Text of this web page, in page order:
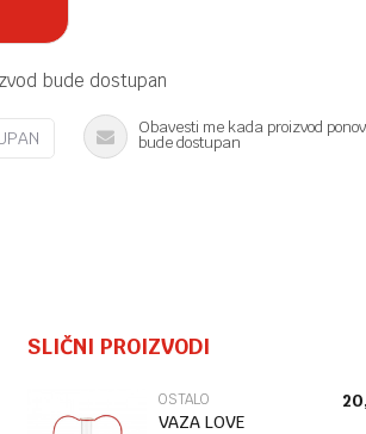
bude dostupan
Obavesti me kada proizvod
bude dostupan
SLIČNI PROIZVODI
OSTALO
VAZA LOVE